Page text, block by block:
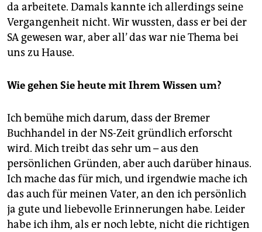
da arbeitete. Damals kannte ich allerdings seine
Vergangenheit nicht. Wir wussten, dass er bei der
SA gewesen war, aber all’ das war nie Thema bei
uns zu Hause.
Wie gehen Sie heute mit Ihrem Wissen um?
Ich bemühe mich darum, dass der Bremer
Buchhandel in der NS-Zeit gründlich erforscht
wird. Mich treibt das sehr um – aus den
persönlichen Gründen, aber auch darüber hinaus.
Ich mache das für mich, und irgendwie mache ich
das auch für meinen Vater, an den ich persönlich
ja gute und liebevolle Erinnerungen habe. Leider
habe ich ihm, als er noch lebte, nicht die richtigen